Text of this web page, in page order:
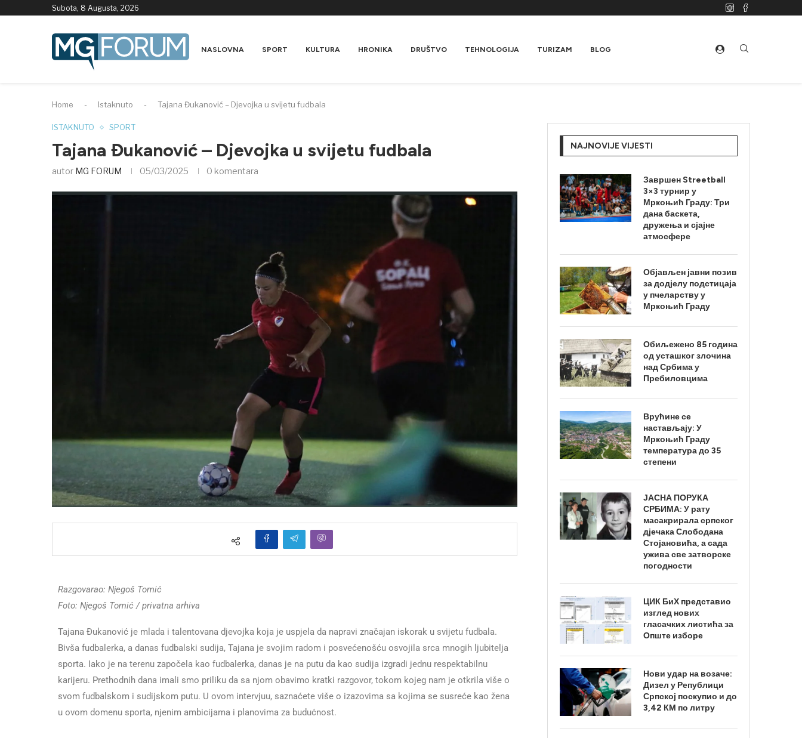
Subota, 8 Augusta, 2026
NASLOVNA SPORT KULTURA HRONIKA DRUŠTVO TEHNOLOGIJA TURIZAM BLOG
Home - Istaknuto - Tajana Đukanović – Djevojka u svijetu fudbala
ISTAKNUTO SPORT
Tajana Đukanović – Djevojka u svijetu fudbala
autor MG FORUM 05/03/2025 0 komentara
Razgovarao: Njegoš Tomić
Foto: Njegoš Tomić / privatna arhiva
Tajana Đukanović je mlada i talentovana djevojka koja je uspjela da napravi značajan iskorak u svijetu fudbala.
Bivša fudbalerka, a danas fudbalski sudija, Tajana je svojim radom i posvećenošću osvojila srca mnogih ljubitelja
sporta. Iako je na terenu započela kao fudbalerka, danas je na putu da kao sudija izgradi jednu respektabilnu
karijeru. Prethodnih dana imali smo priliku da sa njom obavimo kratki razgovor, tokom kojeg nam je otkrila više o
svom fudbalskom i sudijskom putu. U ovom intervjuu, saznaćete više o izazovima sa kojima se susreće kao žena
u ovom domenu sporta, njenim ambicijama i planovima za budućnost.
NAJNOVIJE VIJESTI
Завршен Streetball
3×3 турнир у
Мркоњић Граду: Три
дана баскета,
дружења и сјајне
атмосфере
Објављен јавни позив
за додјелу подстицаја
у пчеларству у
Мркоњић Граду
Обиљежено 85 година
од усташког злочина
над Србима у
Пребиловцима
Врућине се
настављају: У
Мркоњић Граду
температура до 35
степени
ЈАСНА ПОРУКА
СРБИМА: У рату
масакрирала српског
дјечака Слободана
Стојановића, а сада
ужива све затворске
погодности
ЦИК БиХ представио
изглед нових
гласачких листића за
Опште изборе
Нови удар на возаче:
Дизел у Републици
Српској поскупио и до
3,42 КМ по литру